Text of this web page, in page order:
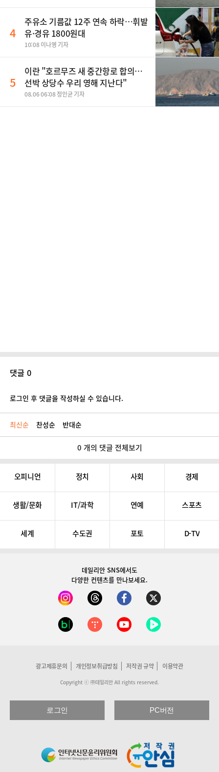
4
주유소 기름값 12주 연속 하락…휘발
유·경유 1800원대
10:08 이나영 기자
5
이란 "호르무즈 새 중간항로 합의…
선박 상당수 우리 영해 지난다"
08.06 06:08 정인균 기자
댓글 0
로그인 후 댓글을 작성하실 수 있습니다.
최신순 찬성순 반대순
0 개의 댓글 전체보기
오피니언 정치 사회 경제
생활/문화 IT/과학 연예 스포츠
세계 수도권 포토 D-TV
데일리안 SNS에서도
다양한 컨텐츠를 만나보세요.
광고제휴문의 개인정보취급방침 저작권 규약 이용약관
Copyright ⓒ ㈜데일리안 All rights reserved.
로그인 PC버전